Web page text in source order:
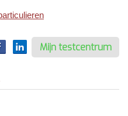
Mijn testcentrum